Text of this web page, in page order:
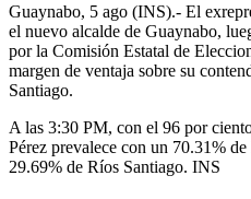
Guaynabo, 5 ago (INS).- El
el nuevo alcalde de Guaynabo,
por la Comisión Estatal de
margen de ventaja sobre su
Santiago.
A las 3:30 PM, con el 96 por
Pérez prevalece con un 70.31%
29.69% de Ríos Santiago. INS